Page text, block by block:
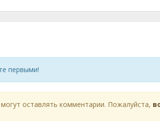
первыми!
оставлять комментарии. Пожалуйста,